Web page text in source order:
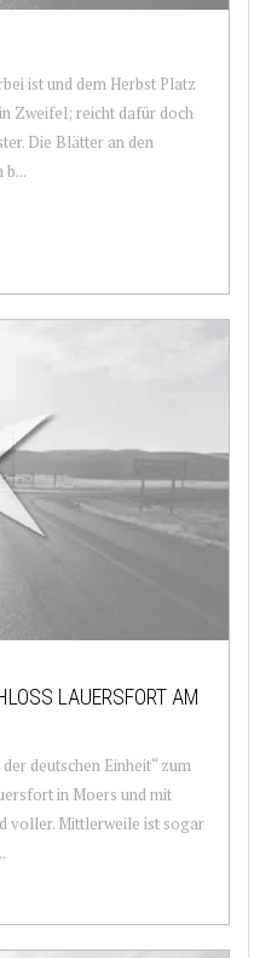
ist und dem Herbst Platz
Zweifel; reicht dafür doch
Die Blätter an den
b...
LAUERSFORT AM
deutschen Einheit“ zum
in Moers und mit
voller. Mittlerweile ist sogar